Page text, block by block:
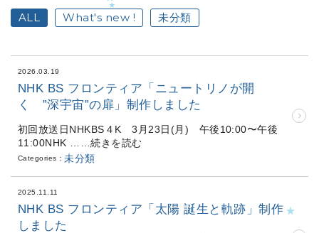
ALL What's new ! 未分類
2026.03.19
NHK BS フロンティア「ニュートリノが開
く ”深宇宙”の扉」制作しました
初回放送日NHKBS４K 3月23日(月) 午後10:00〜午後
11:00NHK
……続きを読む
Categories：未分類
2025.11.11
NHK BS フロンティア「太陽 誕生と軌跡」制作
しました